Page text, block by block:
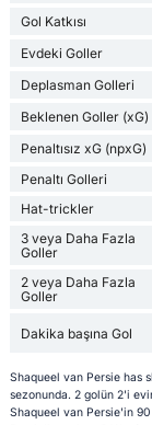
Gol Katkısı
Evdeki Goller
Deplasman Golleri
Beklenen Goller (xG)
Penaltısız xG (npxG)
Penaltı Golleri
Hat-trickler
3 veya Daha Fazla
Goller
2 veya Daha Fazla
Goller
Dakika başına Gol
Shaqueel van Persie has
sezonunda. 2 golün 2'i
Shaqueel van Persie'in 90